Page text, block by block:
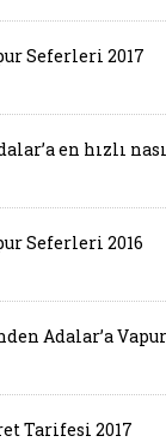
Seferleri 2017
en hızlı
Seferleri 2016
Adalar’a Vapur
Tarifesi 2017